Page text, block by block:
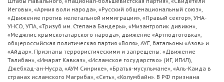
Иеговы», «Армия воли народа», «Русский общенациональный союз»,
«Движение против нелегальной иммиграции», «Правый сектор», УНА-
УНСО, УПА, «Тризуб им. Степана Бандеры», «Мизантропик дивижн»,
«Меджлис крымскотатарского народа», движение «Артподготовка»,
общероссийская политическая партия «Воля», АУЕ, батальоны «Азов» и
«Айдар». Признаны террористическими и запрещены: «Движение
Талибан», «Имарат Кавказ», «Исламское государство» (ИГ, ИГИЛ),
Джебхад-ан-Нусра, «АУМ Синрике», «Братья-мусульмане», «Аль-Каида в
странах исламского Магриба», «Сеть», «Колумбайн». В РФ признана